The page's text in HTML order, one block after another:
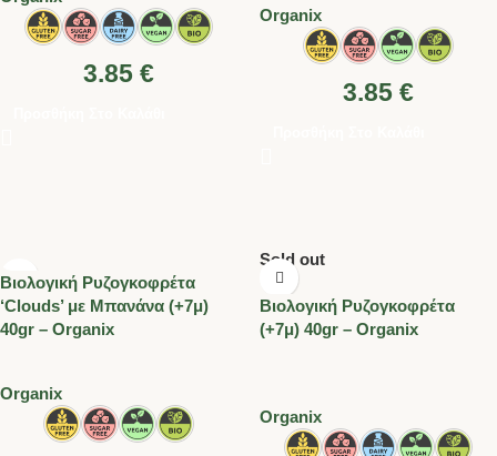
3.85 €
Organix
3.85 €
Βιολογική Ρυζογκοφρέτα
‘Clouds’ με Μπανάνα (+7μ)
40gr – Organix
Organix
Sold out
Βιολογική Ρυζογκοφρέτα
(+7μ) 40gr – Organix
Organix